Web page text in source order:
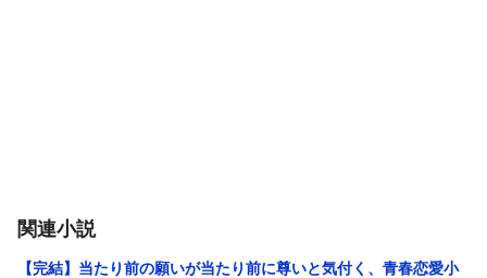
関連小説
【完結】当たり前の願いが当たり前に尊いと気付く、青春恋愛小